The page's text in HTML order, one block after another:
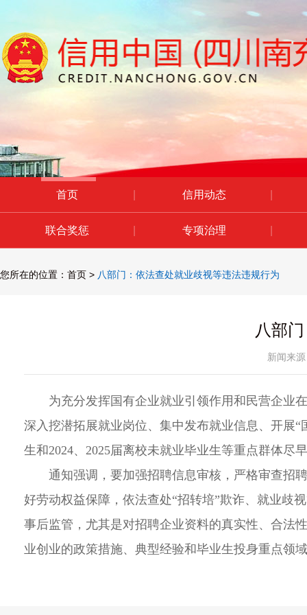
首页 信用动态
联合奖惩 专项治理
您所在的位置： 首页 > 八部门：依法查处就业歧视等违法违规行为
八部
新闻来
为充分发挥国有企业就业引领作用和民营企业
深入挖潜拓展就业岗位、集中发布就业信息、开展
生和2024、2025届离校未就业毕业生等重点群体尽
通知强调，要加强招聘信息审核，严格审查招
好劳动权益保障，依法查处“招转培”欺诈、就业歧
事后监管，尤其是对招聘企业资料的真实性、合法
业创业的政策措施、典型经验和毕业生投身重点领